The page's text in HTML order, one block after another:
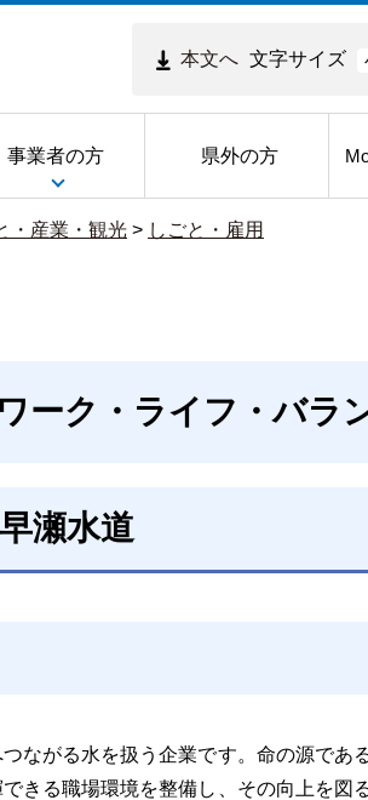
本文へ 文字サイズ
事業者の方 県外の方
・産業・観光 > しごと・雇用
ワーク・ライフ・バラ
瀬水道
ながる水を扱う企業です。命の源であ
きる職場環境を整備し、その向上を図